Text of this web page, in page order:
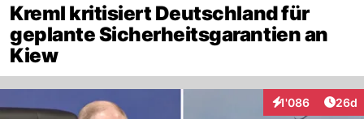
Kreml kritisiert Deutschland für
geplante Sicherheitsgarantien an
Kiew
1'086
Interaktionen26d